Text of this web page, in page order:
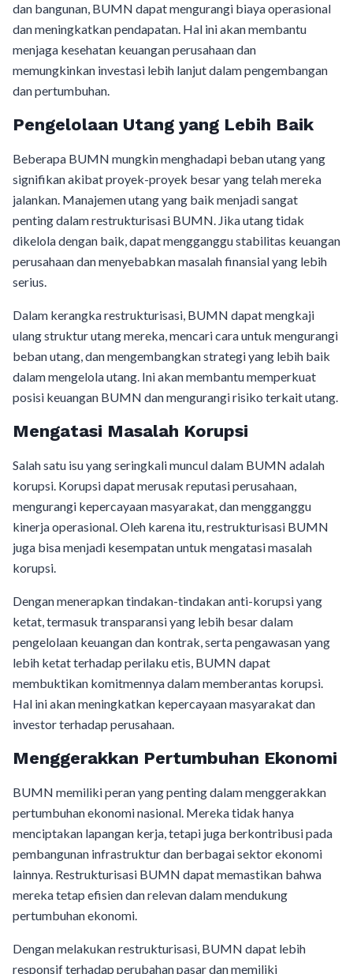
dan bangunan, BUMN dapat mengurangi biaya operasional
dan meningkatkan pendapatan. Hal ini akan membantu
menjaga kesehatan keuangan perusahaan dan
memungkinkan investasi lebih lanjut dalam pengembangan
dan pertumbuhan.
Pengelolaan Utang yang Lebih Baik
Beberapa BUMN mungkin menghadapi beban utang yang
signifikan akibat proyek-proyek besar yang telah mereka
jalankan. Manajemen utang yang baik menjadi sangat
penting dalam restrukturisasi BUMN. Jika utang tidak
dikelola dengan baik, dapat mengganggu stabilitas keuangan
perusahaan dan menyebabkan masalah finansial yang lebih
serius.
Dalam kerangka restrukturisasi, BUMN dapat mengkaji
ulang struktur utang mereka, mencari cara untuk mengurangi
beban utang, dan mengembangkan strategi yang lebih baik
dalam mengelola utang. Ini akan membantu memperkuat
posisi keuangan BUMN dan mengurangi risiko terkait utang.
Mengatasi Masalah Korupsi
Salah satu isu yang seringkali muncul dalam BUMN adalah
korupsi. Korupsi dapat merusak reputasi perusahaan,
mengurangi kepercayaan masyarakat, dan mengganggu
kinerja operasional. Oleh karena itu, restrukturisasi BUMN
juga bisa menjadi kesempatan untuk mengatasi masalah
korupsi.
Dengan menerapkan tindakan-tindakan anti-korupsi yang
ketat, termasuk transparansi yang lebih besar dalam
pengelolaan keuangan dan kontrak, serta pengawasan yang
lebih ketat terhadap perilaku etis, BUMN dapat
membuktikan komitmennya dalam memberantas korupsi.
Hal ini akan meningkatkan kepercayaan masyarakat dan
investor terhadap perusahaan.
Menggerakkan Pertumbuhan Ekonomi
BUMN memiliki peran yang penting dalam menggerakkan
pertumbuhan ekonomi nasional. Mereka tidak hanya
menciptakan lapangan kerja, tetapi juga berkontribusi pada
pembangunan infrastruktur dan berbagai sektor ekonomi
lainnya. Restrukturisasi BUMN dapat memastikan bahwa
mereka tetap efisien dan relevan dalam mendukung
pertumbuhan ekonomi.
Dengan melakukan restrukturisasi, BUMN dapat lebih
responsif terhadap perubahan pasar dan memiliki